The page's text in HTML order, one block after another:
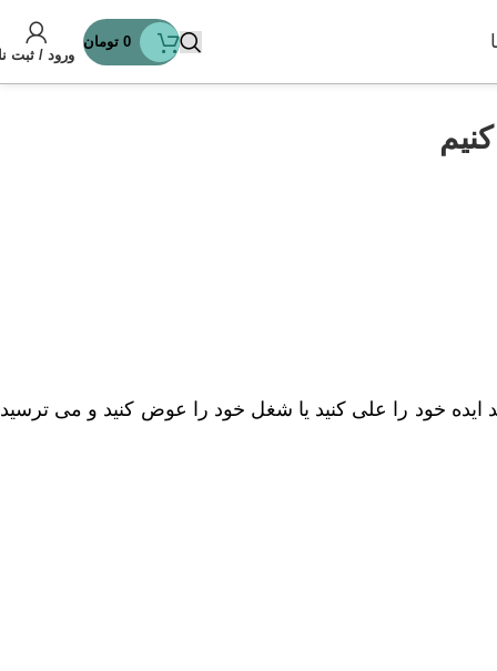
0 تومان
ورود / ثبت
خود را علی کنید یا شغل خود را عوض کنید و می ترسید